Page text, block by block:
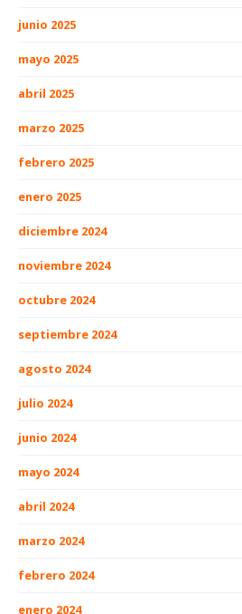
junio 2025
mayo 2025
abril 2025
marzo 2025
febrero 2025
enero 2025
diciembre 2024
noviembre 2024
octubre 2024
septiembre 2024
agosto 2024
julio 2024
junio 2024
mayo 2024
abril 2024
marzo 2024
febrero 2024
enero 2024